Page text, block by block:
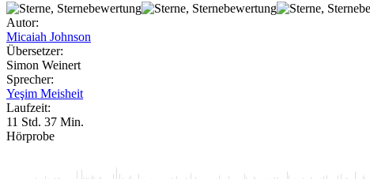
Autor:
Micaiah Johnson
Übersetzer:
Simon Weinert
Sprecher:
Yeşim Meisheit
Laufzeit:
11 Std. 37 Min.
Hörprobe